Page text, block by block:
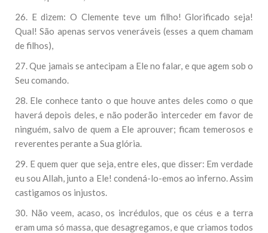
26. E dizem: O Clemente teve um filho! Glorificado seja!
Qual! São apenas servos veneráveis (esses a quem chamam
de filhos),
27. Que jamais se antecipam a Ele no falar, e que agem sob o
Seu comando.
28. Ele conhece tanto o que houve antes deles como o que
haverá depois deles, e não poderão interceder em favor de
ninguém, salvo de quem a Ele aprouver; ficam temerosos e
reverentes perante a Sua glória.
29. E quem quer que seja, entre eles, que disser: Em verdade
eu sou Allah, junto a Ele! condená-lo-emos ao inferno. Assim
castigamos os injustos.
30. Não veem, acaso, os incrédulos, que os céus e a terra
eram uma só massa, que desagregamos, e que criamos todos